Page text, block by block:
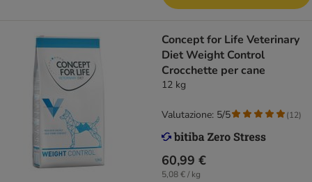
Concept for Life Veterinary
Diet Weight Control
Crocchette per cane
12 kg
60,99 €
5,08 € / kg
Valutazione: 5/5 (12)